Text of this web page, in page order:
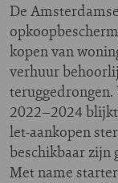
De Amsterdamse
kopen van
verhuur
2022–2024
let-aankopen
beschikbaar zijn
Met name